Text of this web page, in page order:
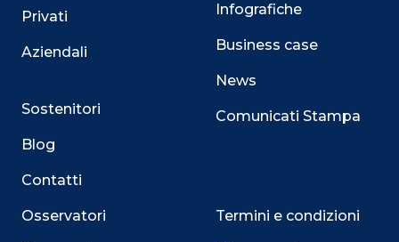
Privati
Aziendali
Sostenitori
Blog
Contatti
Osservatori
Infografiche
Business case
News
Comunicati Stampa
Termini e condizioni